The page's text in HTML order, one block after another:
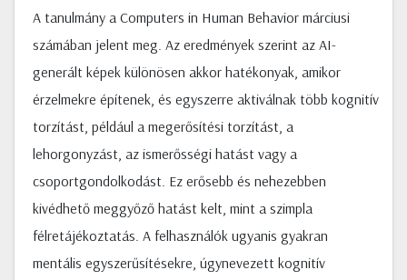
A tanulmány a Computers in Human Behavior márciusi
számában jelent meg. Az eredmények szerint az AI-
generált képek különösen akkor hatékonyak, amikor
érzelmekre építenek, és egyszerre aktiválnak több kognitív
torzítást, például a megerősítési torzítást, a
lehorgonyzást, az ismerősségi hatást vagy a
csoportgondolkodást. Ez erősebb és nehezebben
kivédhető meggyőző hatást kelt, mint a szimpla
félretájékoztatás. A felhasználók ugyanis gyakran
mentális egyszerűsítésekre, úgynevezett kognitív